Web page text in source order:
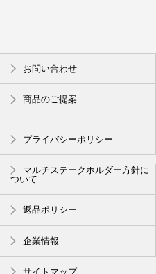
お問い合わせ
商品のご提案
プライバシーポリシー
マルチステークホルダー方針に
ついて
返品ポリシー
企業情報
サイトマップ